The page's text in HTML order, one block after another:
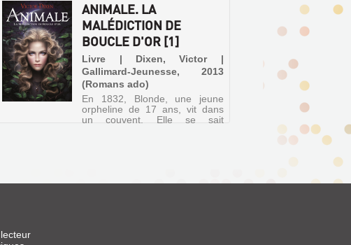
ANIMALE. LA
MALÉDICTION DE
BOUCLE D'OR [1]
Livre | Dixen, Victor |
Gallimard-Jeunesse, 2013
(Romans ado)
En 1832, Blonde, une jeune
orpheline de 17 ans, vit dans
un couvent. Elle se sait
qui...